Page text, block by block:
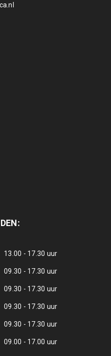
13.00 - 17.30 uur
09.30 - 17.30 uur
09.30 - 17.30 uur
09.30 - 17.30 uur
09.30 - 17.30 uur
09.00 - 17.00 uur